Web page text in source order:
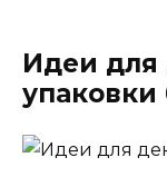
Идеи для
упаковки